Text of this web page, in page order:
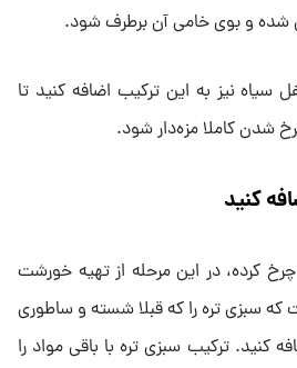
و بوی خامی آن برطرف شود.
نیز به این ترکیب اضافه کنید تا
شدن کاملا مزه‌دار شود.
کنید
کرده، در این مرحله از تهیه خورشت
سبزی تره را که قبلا شسته و ساطوری
کنید. ترکیب سبزی تره با باقی مواد را